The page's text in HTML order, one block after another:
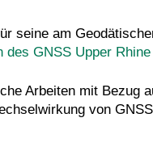
seine am
GNSS Upper
Arbeiten mit Bezug
von